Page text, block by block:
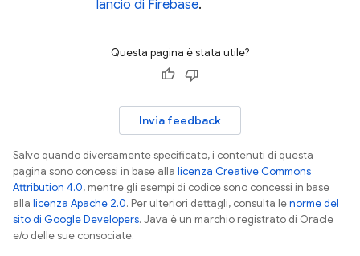
lancio di Firebase.
Questa pagina è stata utile?
Invia feedback
Salvo quando diversamente specificato, i contenuti di questa
pagina sono concessi in base alla licenza Creative Commons
Attribution 4.0, mentre gli esempi di codice sono concessi in base
alla licenza Apache 2.0. Per ulteriori dettagli, consulta lenorme del
sito di Google Developers. Java è un marchio registrato di Oracle
e/o delle sue consociate.